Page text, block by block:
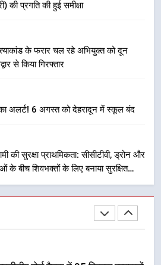
की प्रगति की हुई समीक्षा
हत्याकांड के फरार चल रहे अभियुक्त को दून
से किया गिरफ्तार
का अलर्ट! 6 अगस्त को देहरादून में स्कूल बंद
की सुरक्षा प्राथमिकता: सीसीटीवी, ड्रोन और
के बीच शिवभक्तों के लिए बनाया सुरक्षित
स्पॉट होंगे सुरक्षित, हर माह होगी
समीक्षा
भारी से बहुत भारी वर्षा की चेतावनी के बीच
उत्तराखण्ड
बोर्ड बैठक में 25 विकास प्रस्तावों
को मिली मंजूरी, देहरादून-मसूरी के
नियोजित विकास को मिलेगी रफ्तार